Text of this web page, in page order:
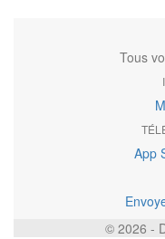
Tous
App
© 2026 -